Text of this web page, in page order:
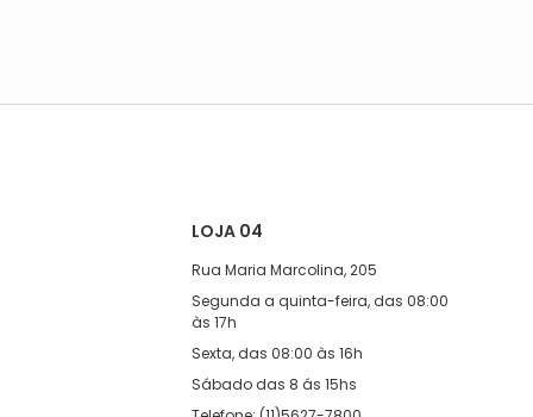
LOJA 04
Rua Maria Marcolina, 205
Segunda a quinta-feira, das 08:00
às 17h
Sexta, das 08:00 às 16h
Sábado das 8 ás 15hs